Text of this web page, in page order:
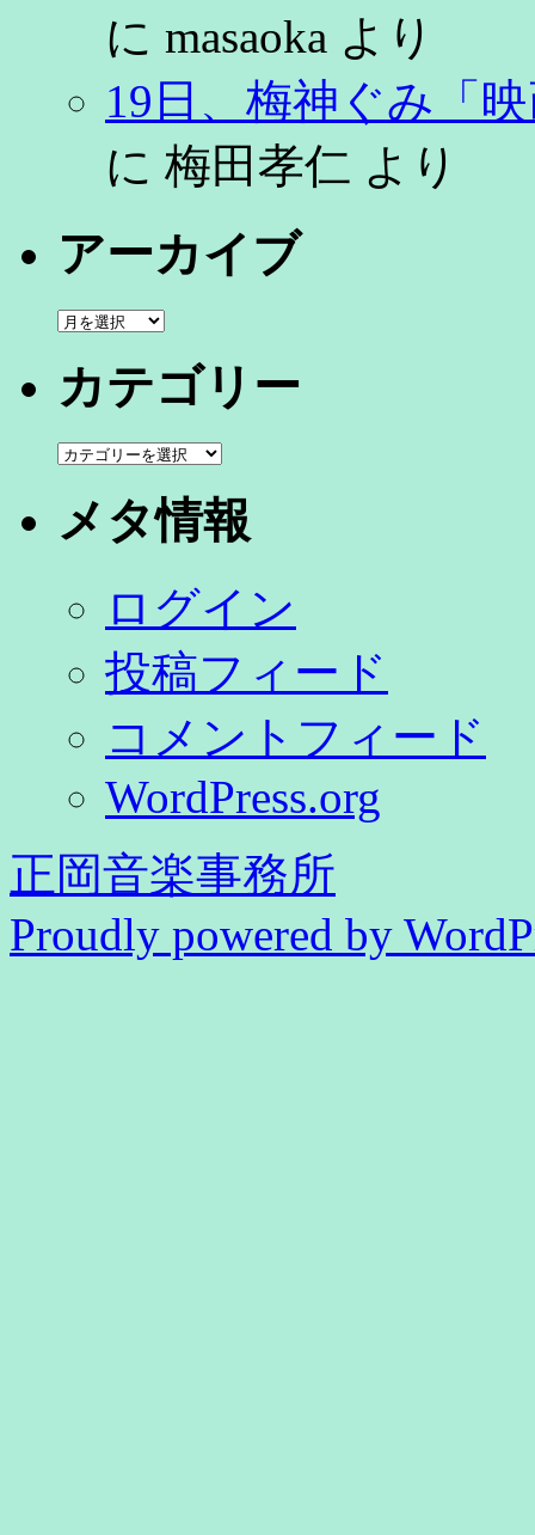
に masaoka より
19日、梅神ぐみ「
に 梅田孝仁 より
アーカイブ
ア
イ
カテゴリー
カ
リ
メタ情報
ログイン
投稿フィード
コメントフィード
WordPress.org
正岡音楽事務所
Proudly powered by